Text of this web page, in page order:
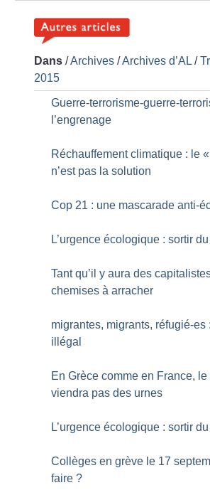
Dans /Archives /Archives d’AL /
2015
Guerre-terrorisme-guerre-
l’engrenage
Réchauffement climatique : le «
n’est pas la solution
Cop 21 : une mascarade anti-
L’urgence écologique : sortir
Tant qu’il y aura des
chemises à arracher
migrantes, migrants, réfugié-es
illégal
En Grèce comme en France,
viendra pas des urnes
L’urgence écologique : sortir
Collèges en grève le 17
faire ?